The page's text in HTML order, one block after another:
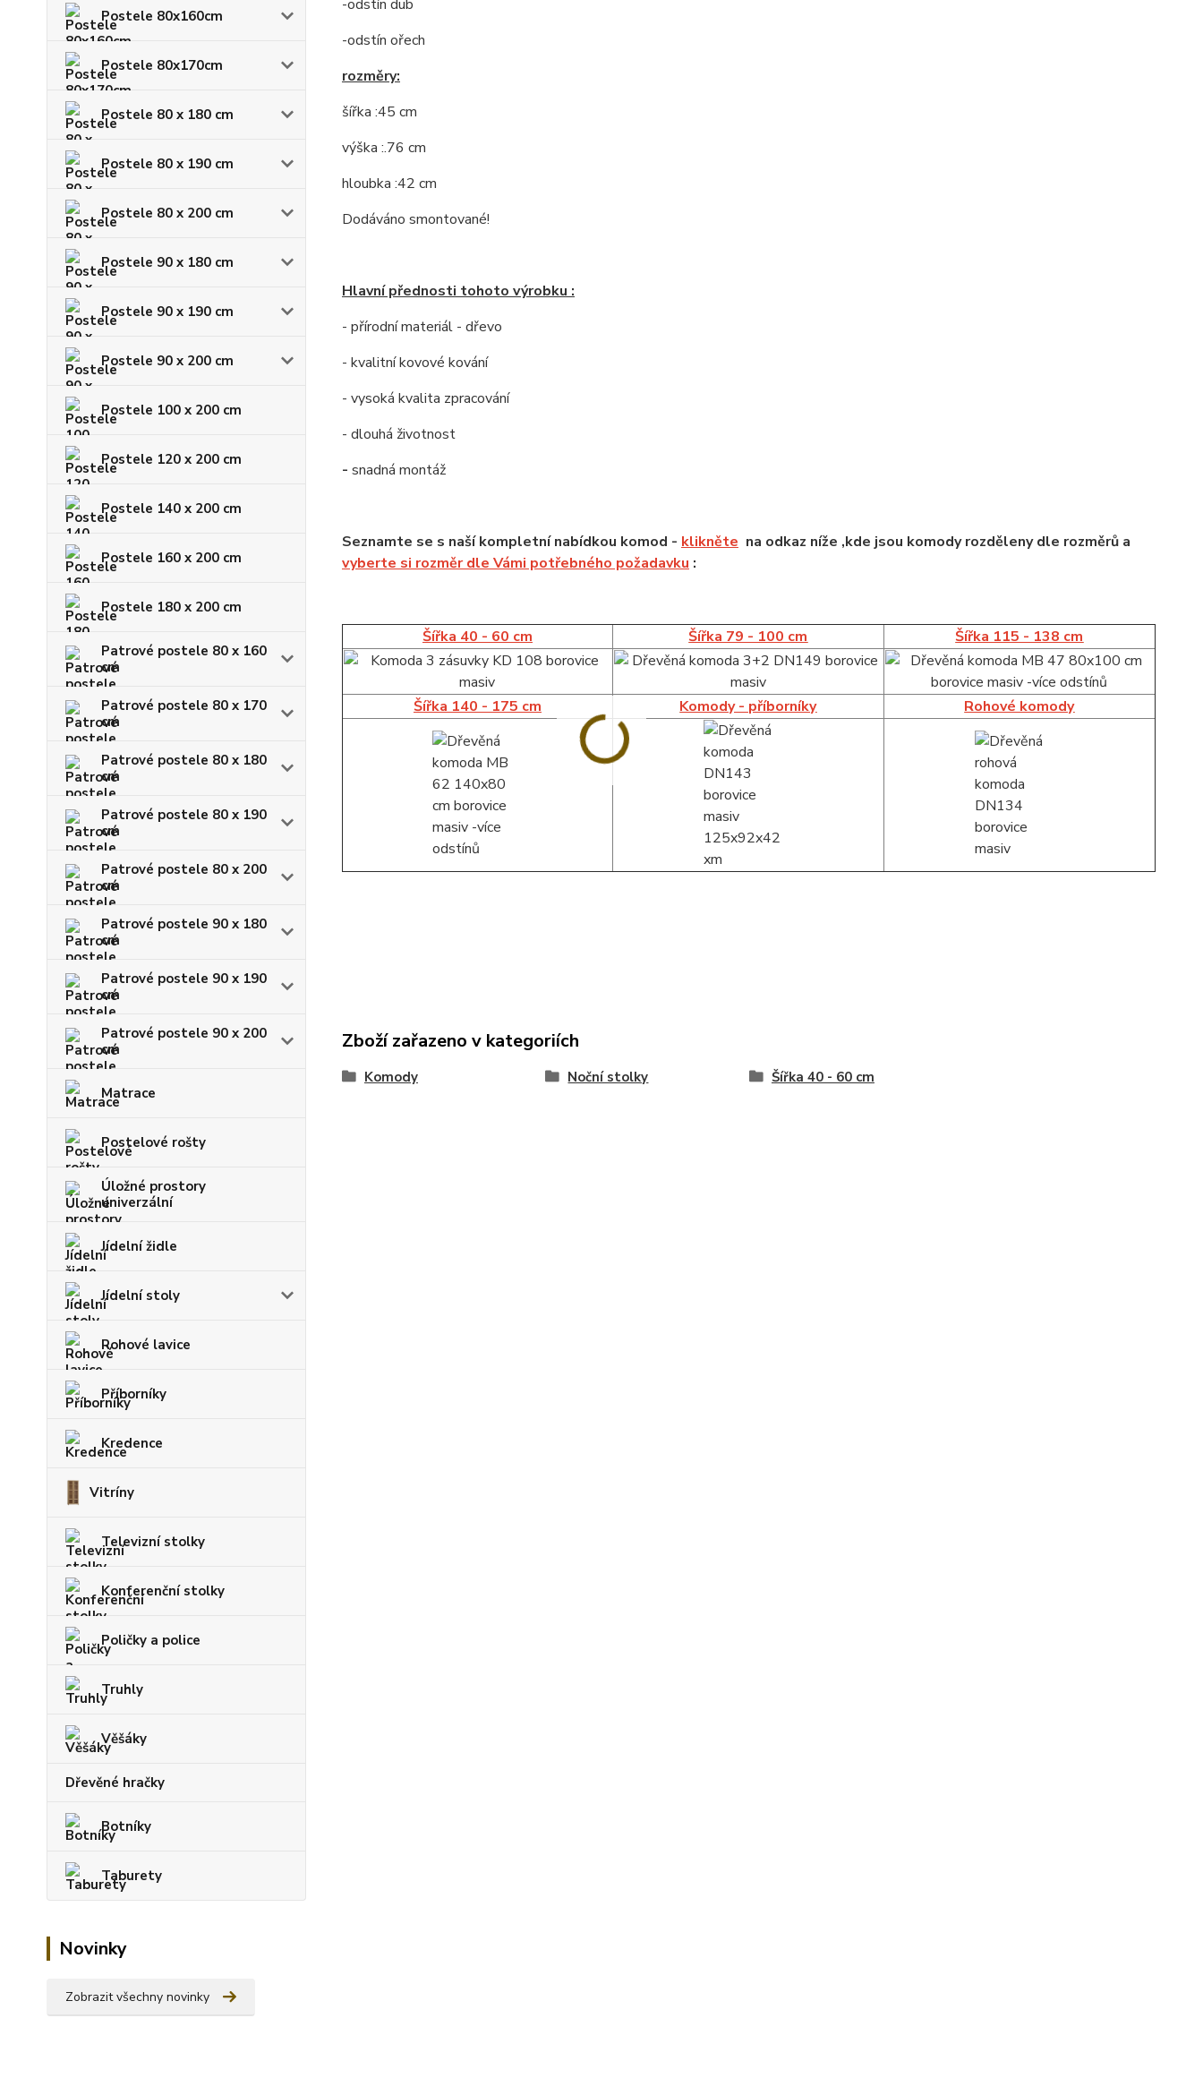
Postele 80x160cm
Postele 80x170cm
Postele 80 x 180 cm
Postele 80 x 190 cm
Postele 80 x 200 cm
Postele 90 x 180 cm
Postele 90 x 190 cm
Postele 90 x 200 cm
Postele 100 x 200 cm
Postele 120 x 200 cm
Postele 140 x 200 cm
Postele 160 x 200 cm
Postele 180 x 200 cm
Patrové postele 80 x 160
cm
Patrové postele 80 x 170
cm
Patrové postele 80 x 180
cm
Patrové postele 80 x 190
cm
Patrové postele 80 x 200
cm
Patrové postele 90 x 180
cm
Patrové postele 90 x 190
cm
Patrové postele 90 x 200
cm
Matrace
Postelové rošty
Úložné prostory
univerzální
Jídelní židle
Jídelní stoly
Rohové lavice
Příborníky
Kredence
Vitríny
Televizní stolky
Konferenční stolky
Poličky a police
Truhly
Věšáky
Dřevěné hračky
Botníky
Taburety
Novinky
Zobrazit všechny novinky
-odstín dub
-odstín ořech
rozměry:
šířka :45 cm
výška :.76 cm
hloubka :42 cm
Dodáváno smontované!
Hlavní přednosti tohoto výrobku :
- přírodní materiál - dřevo
- kvalitní kovové kování
- vysoká kvalita zpracování
- dlouhá životnost
- snadná montáž
Seznamte se s naší kompletní nabídkou komod - klikněte na odkaz níže ,kde jsou komody rozděleny dle rozměrů a
vyberte si rozměr dle Vámi potřebného požadavku :
Šířka 40 - 60 cm Šířka 79 - 100 cm Šířka 115 - 138 cm
Šířka 140 - 175 cm Komody - příborníky Rohové komody
Zboží zařazeno v kategoriích
Komody Noční stolky Šířka 40 - 60 cm